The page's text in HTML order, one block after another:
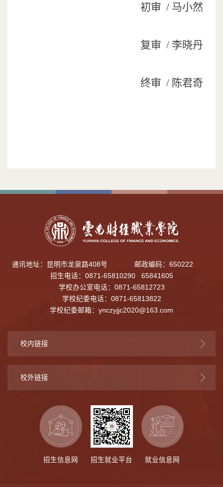
初审 / 马小然
复审 / 李晓丹
终审 / 陈君奇
通讯地址：昆明市龙泉路408号
邮政编码：650222
招生电话：0871-65810290 65841605
学校办公室电话：0871-65812723
学校纪委电话：0871-65813822
学校纪委邮箱： ynczyjjc2020@163.com
校内链接
校外链接
招生信息网 就业信息网
招生就业平台